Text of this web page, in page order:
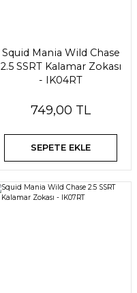
Squid Mania Wild Chase
2.5 SSRT Kalamar Zokası
- IK04RT
749,00 TL
SEPETE EKLE